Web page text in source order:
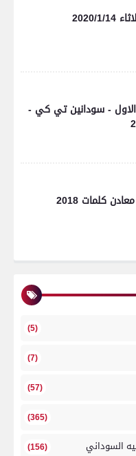
1/14
- سودانين تي كي -
كلمات 2018
(5)
(7)
(57)
(365)
السوداني (156)